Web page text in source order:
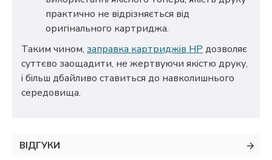
практично не відрізняється від
оригінального картриджа.
Таким чином, заправка картриджів HP дозволяє
суттєво заощадити, не жертвуючи якістю друку,
і більш дбайливо ставиться до навколишнього
середовища.
ВІДГУКИ